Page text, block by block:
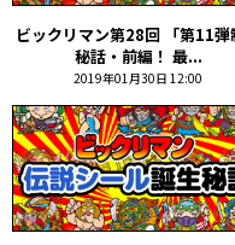
ビックリマン第28回 「第11弾
秘話・前編！ 最...
2019年01月30日 12:00